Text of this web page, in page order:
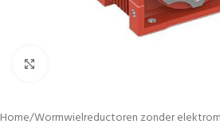
Home/Wormwielreductoren zonder